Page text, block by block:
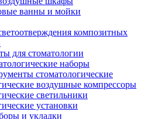
ванны и мойки
композитных
для стоматологии
наборы
стоматологические
воздушные компрессоры
светильники
установки
и укладки